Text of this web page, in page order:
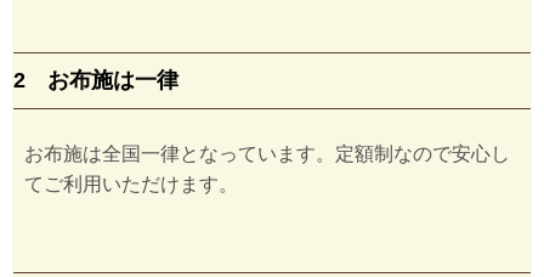
2 お布施は一律
お布施は全国一律となっています。定額制なので安心し
てご利用いただけます。